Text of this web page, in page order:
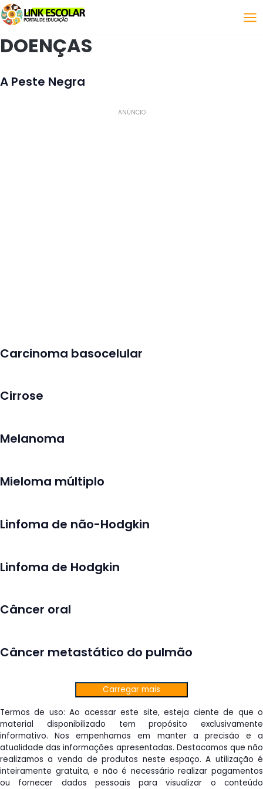
Link
DOENÇAS
A Peste Negra
ANÚNCIO
Carcinoma basocelular
Cirrose
Melanoma
Mieloma múltiplo
Linfoma de não-Hodgkin
Linfoma de Hodgkin
Câncer oral
Câncer metastático do pulmão
Carregar mais
Termos de uso: Ao acessar este site, esteja ciente de que o
material disponibilizado tem propósito exclusivamente
informativo. Nos empenhamos em manter a precisão e a
atualidade das informações apresentadas. Destacamos que não
realizamos a venda de produtos neste espaço. A utilização é
inteiramente gratuita, e não é necessário realizar pagamentos
ou fornecer dados pessoais para visualizar o conteúdo